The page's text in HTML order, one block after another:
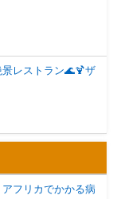
レストラン🌊🍹ザ
フリカでかかる病